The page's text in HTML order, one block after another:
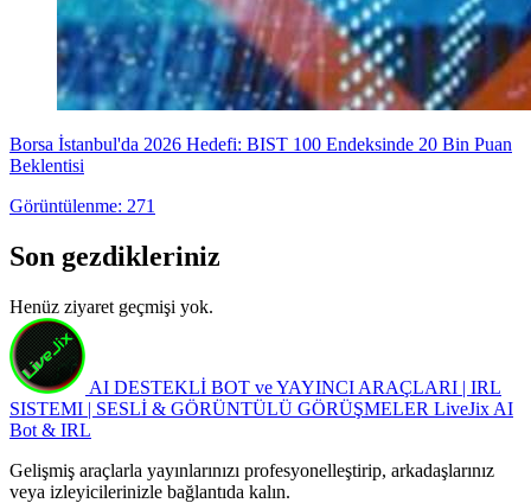
Borsa İstanbul'da 2026 Hedefi: BIST 100 Endeksinde 20 Bin Puan
Beklentisi
Görüntülenme: 271
Son gezdikleriniz
Henüz ziyaret geçmişi yok.
AI DESTEKLİ BOT ve YAYINCI ARAÇLARI | IRL
SISTEMI | SESLİ & GÖRÜNTÜLÜ GÖRÜŞMELER LiveJix AI
Bot & IRL
Gelişmiş araçlarla yayınlarınızı profesyonelleştirip, arkadaşlarınız
veya izleyicilerinizle bağlantıda kalın.